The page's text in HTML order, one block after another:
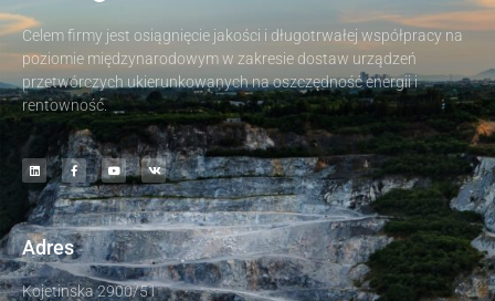
Celem firmy jest osiągnięcie jakości i długotrwałej współpracy na
poziomie międzynarodowym w zakresie dostaw urządzeń
przetwórczych ukierunkowanych na oszczędność energii i
rentowność.
Adres
Kojetinska 2900/51